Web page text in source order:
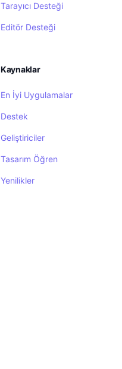
Tarayıcı Desteği
Editör Desteği
Kaynaklar
En İyi Uygulamalar
Destek
Geliştiriciler
Tasarım Öğren
Yenilikler